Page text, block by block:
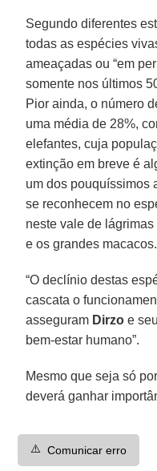
Segundo diferentes
todas as espécies
ameaçadas ou “em
somente nos últimos
Pior ainda, o número
uma média de 28%,
elefantes, cuja
extinção em breve é
um dos pouquíssimos
se reconhecem no
neste vale de
e os grandes macacos.
“O declínio destas
cascata o
asseguram Dirzo e
bem-estar humano”.
Mesmo que seja só
deverá ganhar
⚠️ Comunicar erro